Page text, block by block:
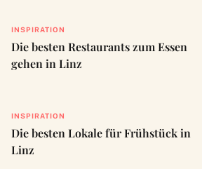
INSPIRATION
Die besten Restaurants zum Essen
gehen in Linz
INSPIRATION
Die besten Lokale für Frühstück in
Linz